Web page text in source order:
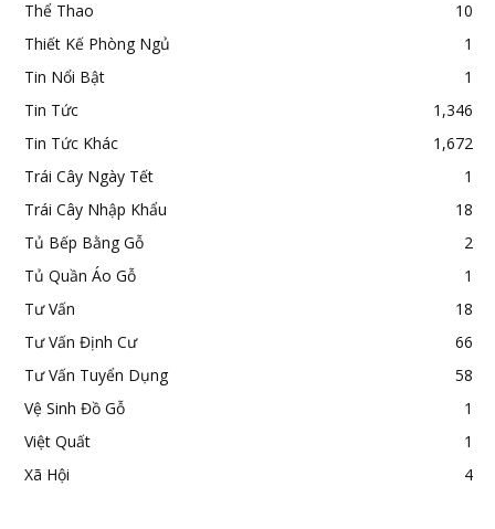
Thể Thao
10
Thiết Kế Phòng Ngủ
1
Tin Nổi Bật
1
Tin Tức
1,346
Tin Tức Khác
1,672
Trái Cây Ngày Tết
1
Trái Cây Nhập Khẩu
18
Tủ Bếp Bằng Gỗ
2
Tủ Quần Áo Gỗ
1
Tư Vấn
18
Tư Vấn Định Cư
66
Tư Vấn Tuyển Dụng
58
Vệ Sinh Đồ Gỗ
1
Việt Quất
1
Xã Hội
4